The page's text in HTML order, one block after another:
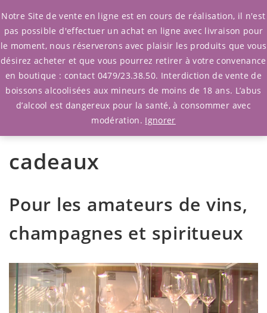
0
Accessoires et cadeaux
Accessoires et
cadeaux
Pour les amateurs de vins,
champagnes et spiritueux
Notre Site de vente en ligne est en cours de réalisation, il n'est
pas possible d'effectuer un achat en ligne avec livraison pour
le moment, nous réserverons avec plaisir les produits que vous
désirez acheter et que vous pourrez retirer à votre convenance
en boutique : contact 0479/23.38.50. Interdiction de vente de
boissons alcoolisées aux mineurs de moins de 18 ans. L’abus
d’alcool est dangereux pour la santé, à consommer avec
modération. Ignorer